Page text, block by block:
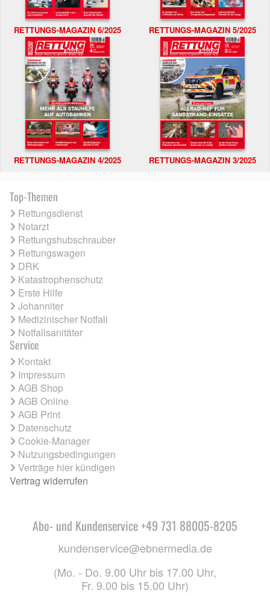
RETTUNGS-MAGAZIN 6/2025 RETTUNGS-MAGAZIN 5/2025
RETTUNGS-MAGAZIN 4/2025 RETTUNGS-MAGAZIN 3/2025
Top-Themen
Rettungsdienst
Notarzt
Rettungshubschrauber
Rettungswagen
DRK
Katastrophenschutz
Erste Hilfe
Johanniter
Medizinischer Notfall
Notfallsanitäter
Service
Kontakt
Impressum
AGB Shop
AGB Online
AGB Print
Datenschutz
Cookie-Manager
Nutzungsbedingungen
Verträge hier kündigen
Vertrag widerrufen
Abo- und Kundenservice +49 731 88005-8205
kundenservice@ebnermedia.de
(Mo. - Do. 9.00 Uhr bis 17.00 Uhr,
Fr. 9.00 bis 15.00 Uhr)